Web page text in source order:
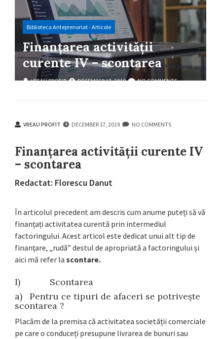
Biblioteca Anteprenoriat - Articole
Finanțarea activității
curente IV – scontarea
VREAU PROFIT DECEMBER 17, 2019 NO COMMENTS
VREAU PROFIT DECEMBER 17, 2019 NO COMMENTS
Finanțarea activității curente IV
– scontarea
Redactat: Florescu Danut
În articolul precedent am descris cum anume puteți să vă
finanțați activitatea curentă prin intermediul
factoringului. Acest articol este dedicat unui alt tip de
finanțare, „rudă” destul de apropriată a factoringului și
aici mă refer la scontare.
I) Scontarea
a) Pentru ce tipuri de afaceri se potrivește
scontarea ?
Placăm de la premisa că activitatea societății comerciale
pe care o conduceți presupune livrarea de bunuri sau